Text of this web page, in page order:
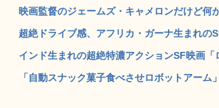
映画監督のジェームズ・キャメロンだけど何
超絶ドライブ感、アフリカ・ガーナ生まれの
インド生まれの超絶特濃アクションSF映画
「自動スナック菓子食べさせロボットアー